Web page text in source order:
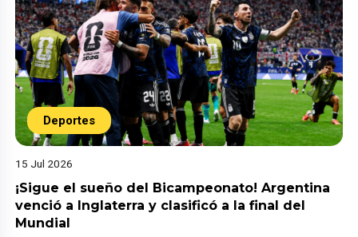
Deportes
15 Jul 2026
¡Sigue el sueño del Bicampeonato! Argentina
venció a Inglaterra y clasificó a la final del
Mundial